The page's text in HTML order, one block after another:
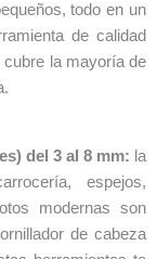
todo en un
de calidad
cubre la mayoría de
del 3 al 8 mm: la
espejos,
modernas son
de cabeza